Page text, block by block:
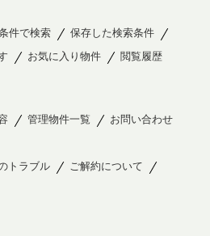
件で検索
保存した検索条件
お気に入り物件 閲覧履歴
管理物件一覧 お問い合わせ
トラブル
ご解約について